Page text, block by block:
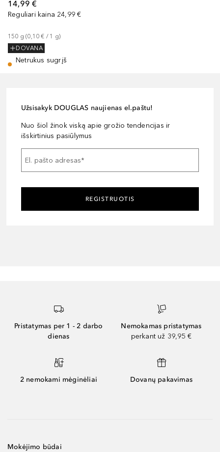
14,99 €
Reguliari kaina 24,99 €
150 g (0,10 € / 1 g)
DOVANA
Netrukus sugrįš
Užsisakyk DOUGLAS naujienas el.paštu!
Nuo šiol žinok viską apie grožio tendencijas ir
išskirtinius pasiūlymus
El. pašto adresas*
REGISTRUOTIS
Pristatymas per 1 - 2 darbo
dienas
Nemokamas pristatymas
perkant už 39,95 €
2 nemokami mėginėliai Dovanų pakavimas
Mokėjimo būdai